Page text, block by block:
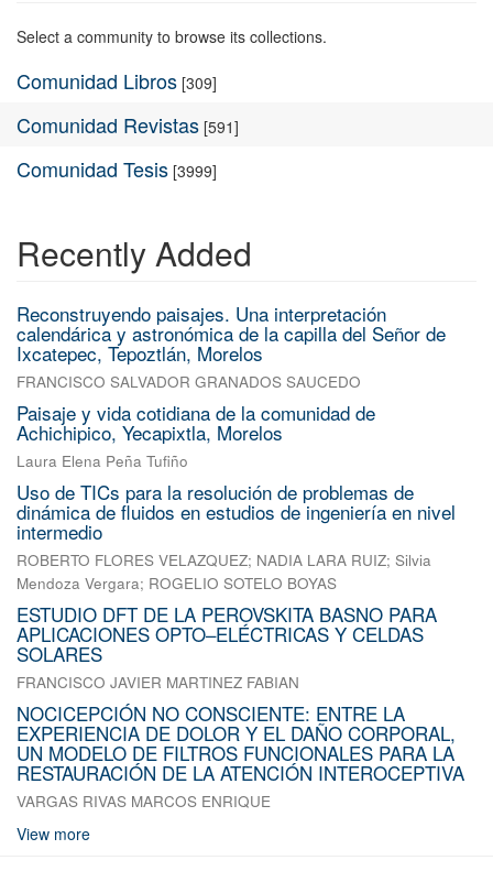
Select a community to browse its collections.
Comunidad Libros [309]
Comunidad Revistas [591]
Comunidad Tesis [3999]
Recently Added
Reconstruyendo paisajes. Una interpretación
calendárica y astronómica de la capilla del Señor de
Ixcatepec, Tepoztlán, Morelos
FRANCISCO SALVADOR GRANADOS SAUCEDO
Paisaje y vida cotidiana de la comunidad de
Achichipico, Yecapixtla, Morelos
Laura Elena Peña Tufiño
Uso de TICs para la resolución de problemas de
dinámica de fluidos en estudios de ingeniería en nivel
intermedio
ROBERTO FLORES VELAZQUEZ; NADIA LARA RUIZ; Silvia
Mendoza Vergara; ROGELIO SOTELO BOYAS
ESTUDIO DFT DE LA PEROVSKITA BASNO PARA
APLICACIONES OPTO–ELÉCTRICAS Y CELDAS
SOLARES
FRANCISCO JAVIER MARTINEZ FABIAN
NOCICEPCIÓN NO CONSCIENTE: ENTRE LA
EXPERIENCIA DE DOLOR Y EL DAÑO CORPORAL,
UN MODELO DE FILTROS FUNCIONALES PARA LA
RESTAURACIÓN DE LA ATENCIÓN INTEROCEPTIVA
VARGAS RIVAS MARCOS ENRIQUE
View more